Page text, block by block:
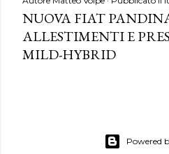
NUOVA FIAT
ALLESTIMENTI E
MILD-HYBRID
Powered